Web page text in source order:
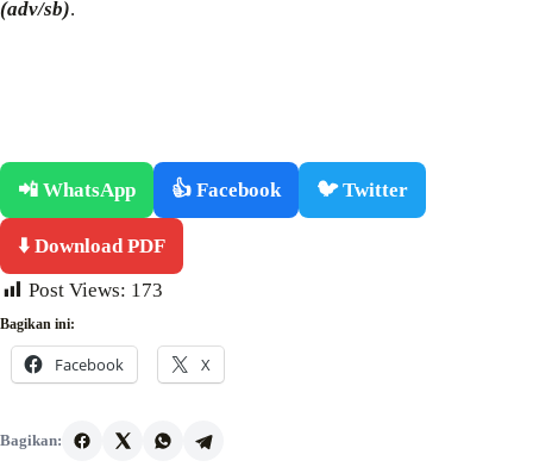
(adv/sb).
📲 WhatsApp 👍 Facebook 🐦 Twitter
⬇️ Download PDF
Post Views: 173
Bagikan ini:
Facebook X
Bagikan: